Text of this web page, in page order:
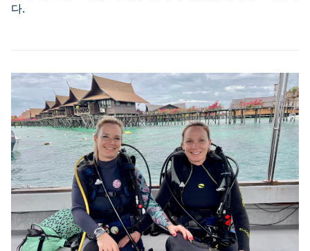
다.